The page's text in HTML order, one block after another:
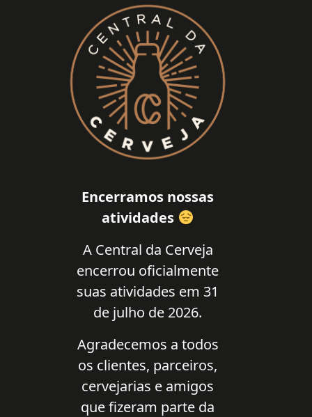
Encerramos nossas
atividades
A Central da Cerveja
encerrou oficialmente
suas atividades em 31
de julho de 2026.
Agradecemos a todos
os clientes, parceiros,
cervejarias e amigos
que fizeram parte da